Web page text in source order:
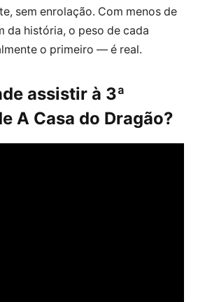
sem enrolação. Com menos de
da história, o peso de cada
o primeiro — é real.
assistir à 3ª
A Casa do Dragão?